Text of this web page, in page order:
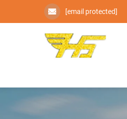
[email protected]